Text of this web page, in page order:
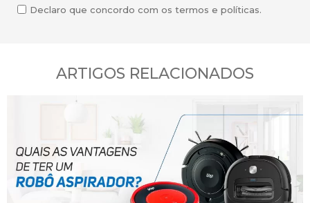
Declaro que concordo com os termos e políticas.
ARTIGOS RELACIONADOS